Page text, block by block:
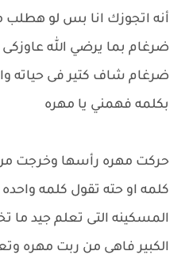
أنه اتجوزك انا بس لو
ضرغام بما يرضي الله
ضرغام شاف كتير فى حياته
بكلمه فهمني يا مهره
حركت مهره رأسها وخرجت
كلمه او حته تقول كلمه
المسكينه التى تعلم جيد ما
الكبير فاهى من ربت مهره